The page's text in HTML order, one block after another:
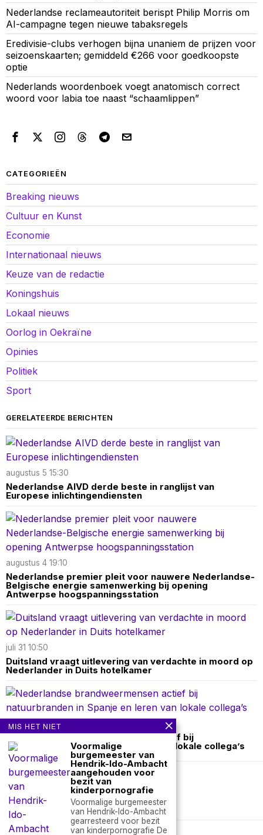
Nederlandse reclameautoriteit berispt Philip Morris om
AI-campagne tegen nieuwe tabaksregels
Eredivisie-clubs verhogen bijna unaniem de prijzen voor
seizoenskaarten; gemiddeld €266 voor goedkoopste
optie
Nederlands woordenboek voegt anatomisch correct
woord voor labia toe naast “schaamlippen”
CATEGORIEËN
Breaking nieuws
Cultuur en Kunst
Economie
Internationaal nieuws
Keuze van de redactie
Koningshuis
Lokaal nieuws
Oorlog in Oekraïne
Opinies
Politiek
Sport
GERELATEERDE BERICHTEN
augustus 5 15:30
Nederlandse AIVD derde beste in ranglijst van
Europese inlichtingendiensten
augustus 4 19:10
Nederlandse premier pleit voor nauwere Nederlandse-
Belgische energie samenwerking bij opening
Antwerpse hoogspanningsstation
juli 31 10:50
Duitsland vraagt uitlevering van verdachte in moord op
Nederlander in Duits hotelkamer
juli 26 14:00
Nederlandse brandweermensen actief bij
natuurbranden in Spanje en leren van lokale collega’s
Over ons Contact
nieuwsimpuls.online
MIS HET NIET
Voormalige
burgemeester van
Hendrik-Ido-Ambacht
aangehouden voor
bezit van
kinderpornografie
Voormalige burgemeester
van Hendrik-Ido-Ambacht
gearresteerd voor bezit
van kinderpornografie De